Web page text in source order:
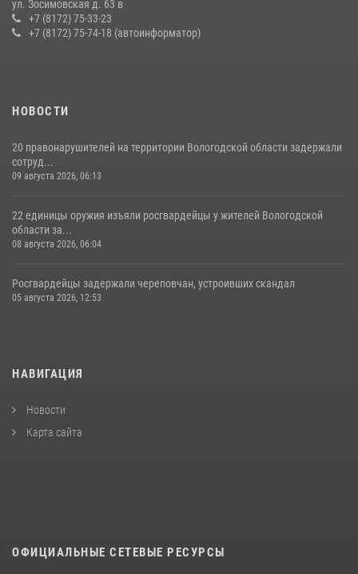
Вологодской области за минувшую неделю
11 июля 2026, 05:49
ул. Зосимовская д. 63 в
+7 (8172) 75-33-23
+7 (8172) 75-74-18 (автоинформатор)
НОВОСТИ
20 правонарушителей на территории Вологодской области задержали
сотруд...
09 августа 2026, 06:13
22 единицы оружия изъяли росгвардейцы у жителей Вологодской
области за...
08 августа 2026, 06:04
Росгвардейцы задержали череповчан, устроивших скандал
05 августа 2026, 12:53
НАВИГАЦИЯ
Новости
Карта сайта
ОФИЦИАЛЬНЫЕ СЕТЕВЫЕ РЕСУРСЫ